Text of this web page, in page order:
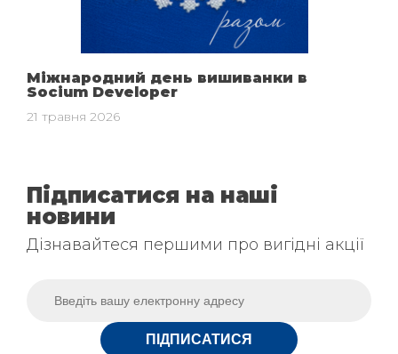
Міжнародний день вишиванки в
Socium Developer
21 травня 2026
Підписатися на наші
новини
Дізнавайтеся першими про вигідні акції
ПІДПИСАТИСЯ